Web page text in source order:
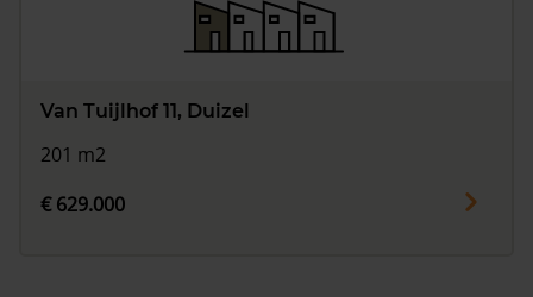
Van Tuijlhof 11, Duizel
201 m2
€ 629.000